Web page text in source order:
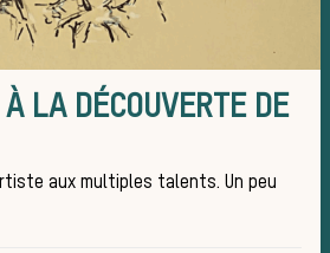
LA DÉCOUVERTE DE
aux multiples talents. Un peu